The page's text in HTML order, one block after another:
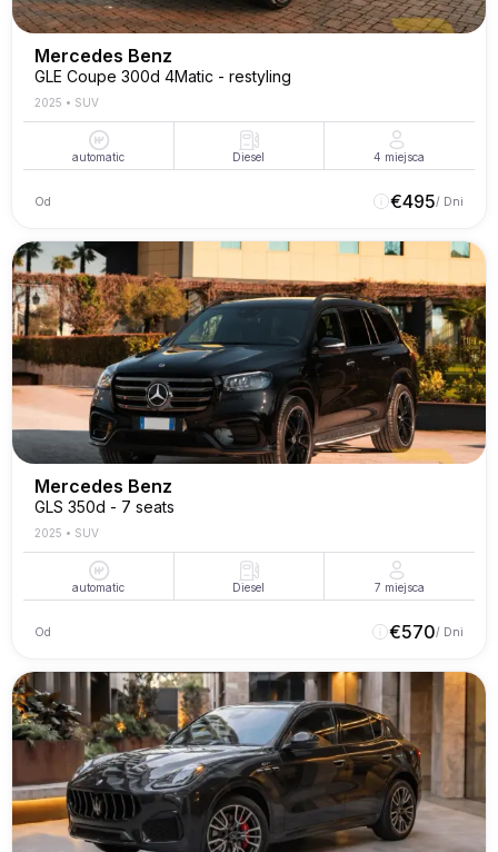
Mercedes Benz
GLE Coupe 300d 4Matic - restyling
2025 • SUV
automatic Diesel 4 miejsca
Od €495/ Dni
Mercedes Benz
GLS 350d - 7 seats
2025 • SUV
automatic Diesel 7 miejsca
Od €570/ Dni